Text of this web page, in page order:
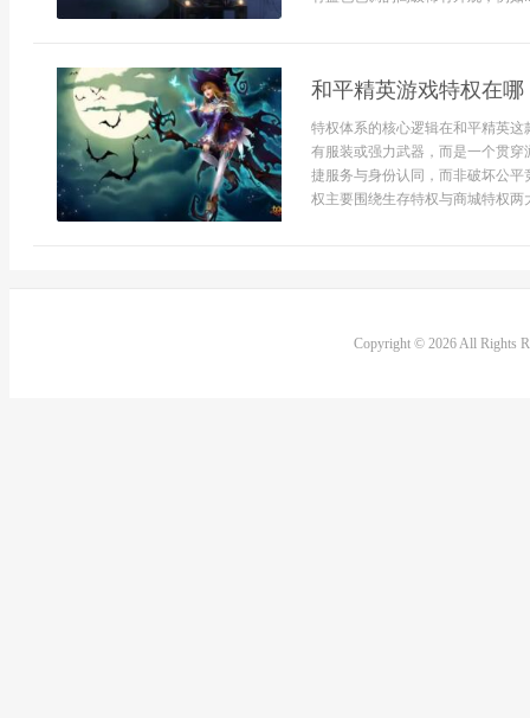
和平精英游戏特权在
特权体系的核心逻辑在和平精英
有服装或强力武器，而是一个贯
捷服务与身份认同，而非破坏公
权主要围绕生存特权与商城特权两
Copyright © 2026 All Rights